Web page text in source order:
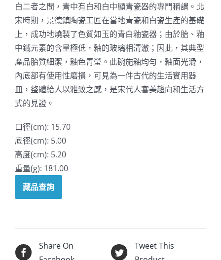
白二者之間，青中有白和白中顯青瓷器的專門稱謂。北
宋時期，景德鎮陶瓷工匠在當地青瓷和白瓷生產的基礎
上，成功地燒製了色質如玉的青白釉瓷器；由於胎、釉
中鐵元素的含量極低，釉的玻璃相清澈；因此，其典型
產品胎質細潔，釉色青瑩。此碗施釉均勻，釉面光滑，
內底部有使用性磨損，可見為一件古代的生活實用器
皿，整體給人以雅致之感，是宋代人審美趨向和生活方
式的見證。
口徑(cm): 15.70
底徑(cm): 5.00
高度(cm): 5.20
重量(g): 181.00
藏品查詢
Share On
Tweet This